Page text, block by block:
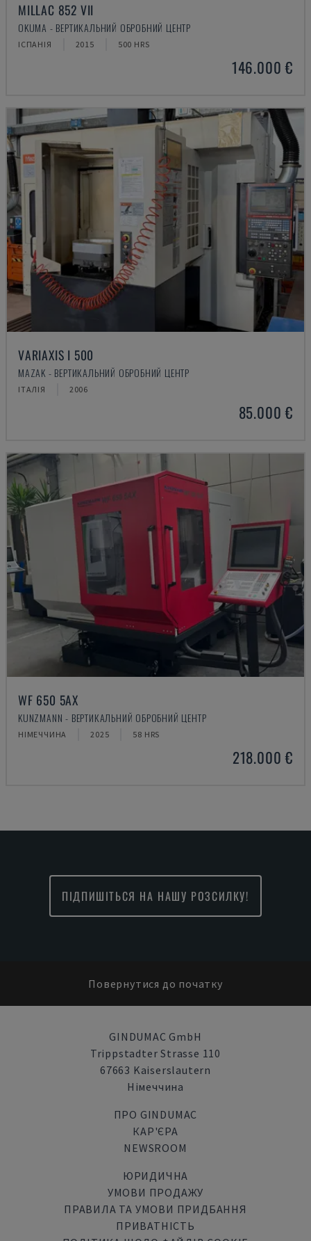
MILLAC 852 VII
OKUMA - ВЕРТИКАЛЬНИЙ ОБРОБНИЙ ЦЕНТР
ІСПАНІЯ 2015 500 HRS
146.000 €
VARIAXIS I 500
MAZAK - ВЕРТИКАЛЬНИЙ ОБРОБНИЙ ЦЕНТР
ІТАЛІЯ 2006
85.000 €
WF 650 5AX
KUNZMANN - ВЕРТИКАЛЬНИЙ ОБРОБНИЙ ЦЕНТР
НІМЕЧЧИНА 2025 58 HRS
218.000 €
ПІДПИШІТЬСЯ НА НАШУ РОЗСИЛКУ!
Повернутися до початку
GINDUMAC GmbH
Trippstadter Strasse 110
67663 Kaiserslautern
Німеччина
ПРО GINDUMAC
КАР'ЄРА
NEWSROOM
ЮРИДИЧНА
УМОВИ ПРОДАЖУ
ПРАВИЛА ТА УМОВИ ПРИДБАННЯ
ПРИВАТНІСТЬ